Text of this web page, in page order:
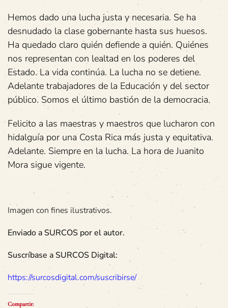
Hemos dado una lucha justa y necesaria. Se ha
desnudado la clase gobernante hasta sus huesos.
Ha quedado claro quién defiende a quién. Quiénes
nos representan con lealtad en los poderes del
Estado. La vida continúa. La lucha no se detiene.
Adelante trabajadores de la Educación y del sector
público. Somos el último bastión de la democracia.
Felicito a las maestras y maestros que lucharon con
hidalguía por una Costa Rica más justa y equitativa.
Adelante. Siempre en la lucha. La hora de Juanito
Mora sigue vigente.
Imagen con fines ilustrativos.
Enviado a SURCOS por el autor.
Suscríbase a SURCOS Digital:
https://surcosdigital.com/suscribirse/
Compartir: